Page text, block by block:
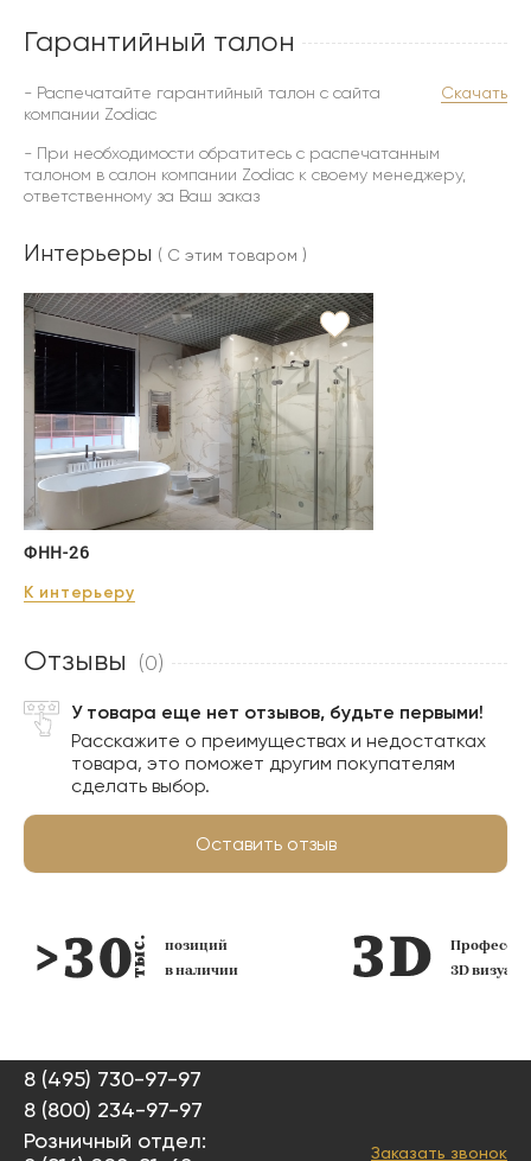
Гарантийный талон
- Распечатайте гарантийный талон с сайта
компании Zodiac
Скачать
- При необходимости обратитесь с распечатанным
талоном в салон компании Zodiac к своему менеджеру,
ответственному за Ваш заказ
Интерьеры ( С этим товаром )
ФНН-26
К интерьеру
Отзывы (0)
У товара еще нет отзывов, будьте первыми!
Расскажите о преимуществах и недостатках
товара, это поможет другим покупателям
сделать выбор.
Оставить отзыв
позиций
в наличии
3D
8 (495) 730-97-97
8 (800) 234-97-97
Розничный отдел:
Заказать звонок